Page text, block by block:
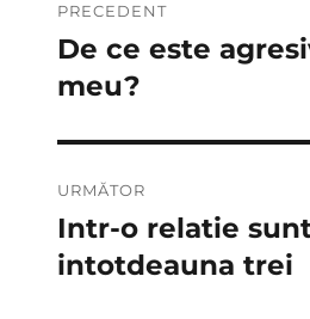
în
articole
PRECEDENT
Articolul
anterior:
De ce este
meu?
URMĂTOR
Articolul
următor:
Intr-o relatie
intotdeauna trei